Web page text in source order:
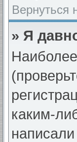
Вернуться
» Я
каким-